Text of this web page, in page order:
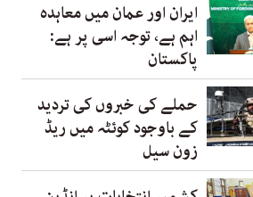
ایران اور عمان میں معاہدہ
اہم ہے، توجہ اسی پر ہے:
پاکستان
حملے کی خبروں کی تردید
کے باوجود کوئٹہ میں ریڈ
زون سیل